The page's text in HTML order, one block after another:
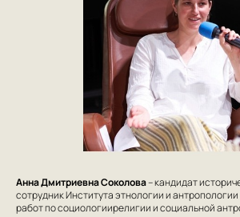
Анна Дмитриевна Соколова– кандидат
сотрудник Института этнологии и
работ по социологиирелигии и социальной